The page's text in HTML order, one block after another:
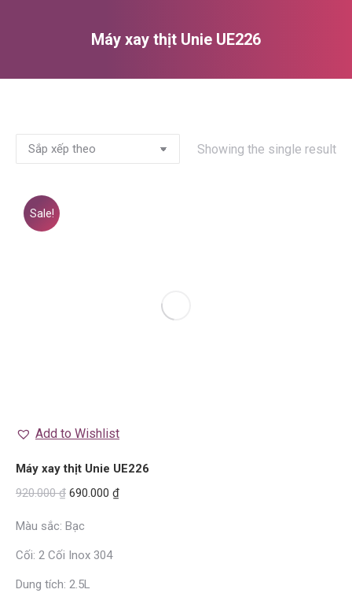
Máy xay thịt Unie UE226
Showing the single result
Sale!
Add to Wishlist
Máy xay thịt Unie UE226
920.000₫ 690.000 ₫
Màu sắc: Bạc
Cối: 2 Cối Inox 304
Dung tích: 2.5L